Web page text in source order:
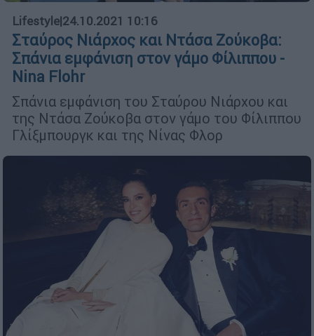
Lifestyle|24.10.2021 10:16
Σταύρος Νιάρχος και Ντάσα Ζούκοβα:
Σπάνια εμφάνιση στον γάμο Φίλιππου -
Nina Flohr
Σπάνια εμφάνιση του Σταύρου Νιάρχου και
της Ντάσα Ζούκοβα στον γάμο του Φίλιππου
Γλίξμπουργκ και της Νίνας Φλορ